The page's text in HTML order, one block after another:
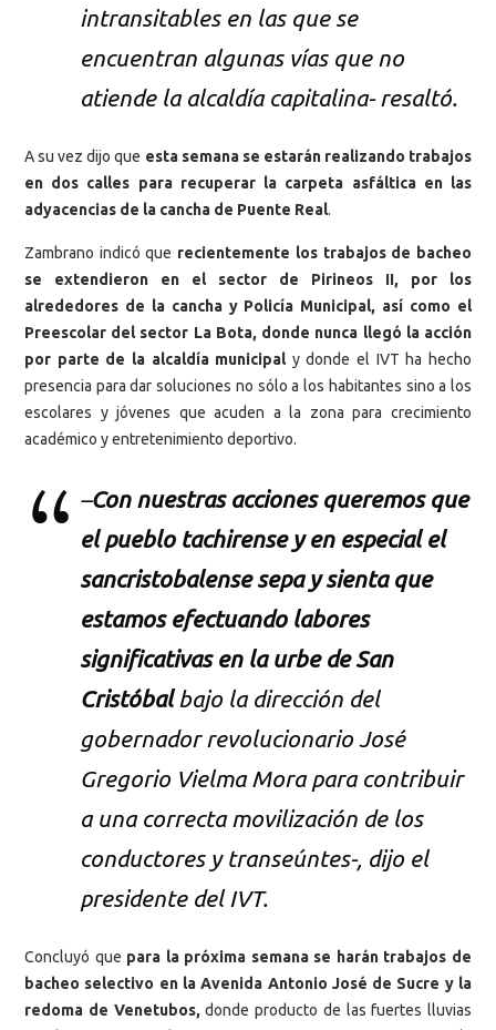
intransitables en las que se
encuentran algunas vías que no
atiende la alcaldía capitalina- resaltó.
A su vez dijo que esta semana se estarán realizando trabajos
en dos calles para recuperar la carpeta asfáltica en las
adyacencias de la cancha de Puente Real.
Zambrano indicó que recientemente los trabajos de bacheo
se extendieron en el sector de Pirineos II, por los
alrededores de la cancha y Policía Municipal, así como el
Preescolar del sector La Bota, donde nunca llegó la acción
por parte de la alcaldía municipaly donde el IVT ha hecho
presencia para dar soluciones no sólo a los habitantes sino a los
escolares y jóvenes que acuden a la zona para crecimiento
académico y entretenimiento deportivo.
–Con nuestras acciones queremos que
el pueblo tachirense y en especial el
sancristobalense sepa y sienta que
estamos efectuando labores
significativas en la urbe de San
Cristóbalbajo la dirección del
gobernador revolucionario José
Gregorio Vielma Mora para contribuir
a una correcta movilización de los
conductores y transeúntes-, dijo el
presidente del IVT.
Concluyó que para la próxima semana se harán trabajos de
bacheo selectivo en la Avenida Antonio José de Sucre y la
redoma de Venetubos, donde producto de las fuertes lluvias